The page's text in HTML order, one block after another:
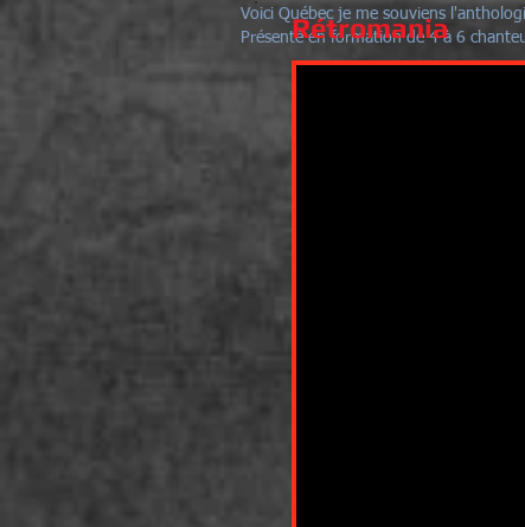
Voici Québec je me souviens
Présenté en formation de 4 à 6
Rétromania